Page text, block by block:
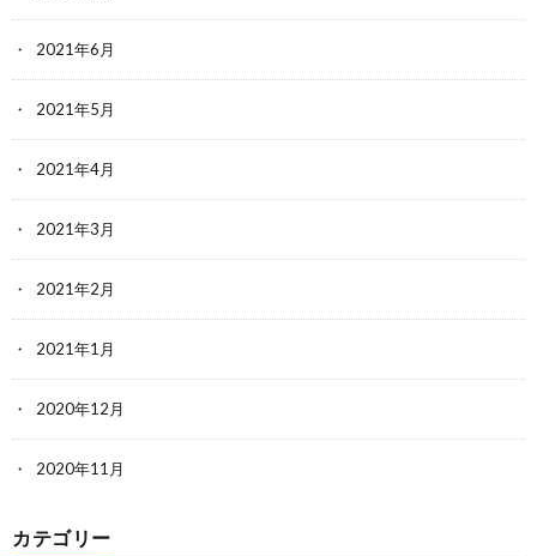
2021年6月
2021年5月
2021年4月
2021年3月
2021年2月
2021年1月
2020年12月
2020年11月
カテゴリー